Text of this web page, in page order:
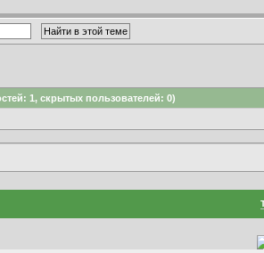
1, скрытых пользователей: 0)